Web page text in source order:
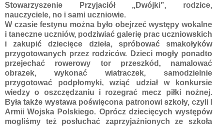
Stowarzyszenie Przyjaciół „Dwójki”, rodzice,
nauczyciele, no i sami uczniowie.
W czasie festynu można było obejrzeć występy wokalne
i taneczne uczniów, podziwiać galerię prac uczniowskich
i zakupić dziecięce dzieła, spróbować smakołyków
przygotowanych przez rodziców. Dzieci mogły ponadto
przejechać rowerowy tor przeszkód, namalować
obrazek, wykonać wiatraczek, samodzielnie
przygotować podpłomyki, wziąć udział w konkursie
wiedzy o oszczędzaniu i rozegrać mecz piłki nożnej.
Była także wystawa poświęcona patronowi szkoły, czyli I
Armii Wojska Polskiego. Oprócz dziecięcych występów
mogliśmy też posłuchać zaprzyjaźnionych ze szkoła